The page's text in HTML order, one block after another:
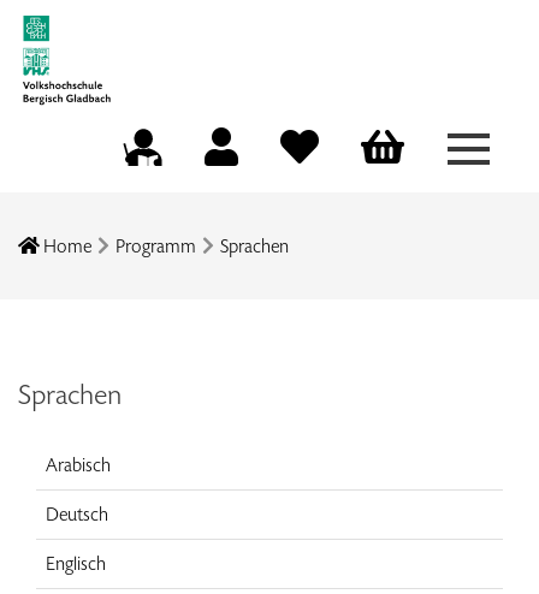
Menü
Home Programm Sprachen
Sprachen
Arabisch
Deutsch
Englisch